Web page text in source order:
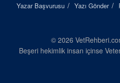
Yazar Başvurusu
Yazı Gönder
© 2026
Beşeri hekimlik insan içinse